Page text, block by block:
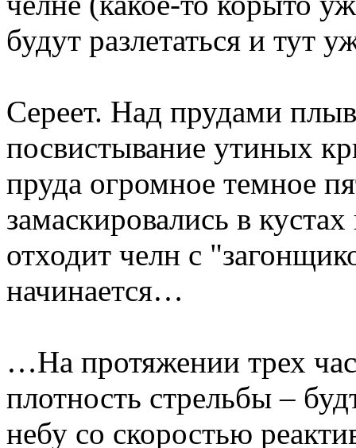
будут разлетаться и тут
Сереет. Над прудами
посвистывание утиных
пруда огромное темное
замаскировались в
отходит челн с
начинается…
…На протяжении трех
плотность стрельбы –
небу со скоростью